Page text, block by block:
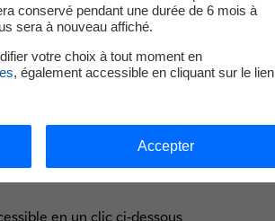
Connectez-vous
en un clic ci-dessous
conservé pendant une durée de 6 mois à
sera à nouveau affiché.
votre choix à tout moment en
, également accessible en cliquant sur le lien
Accepter